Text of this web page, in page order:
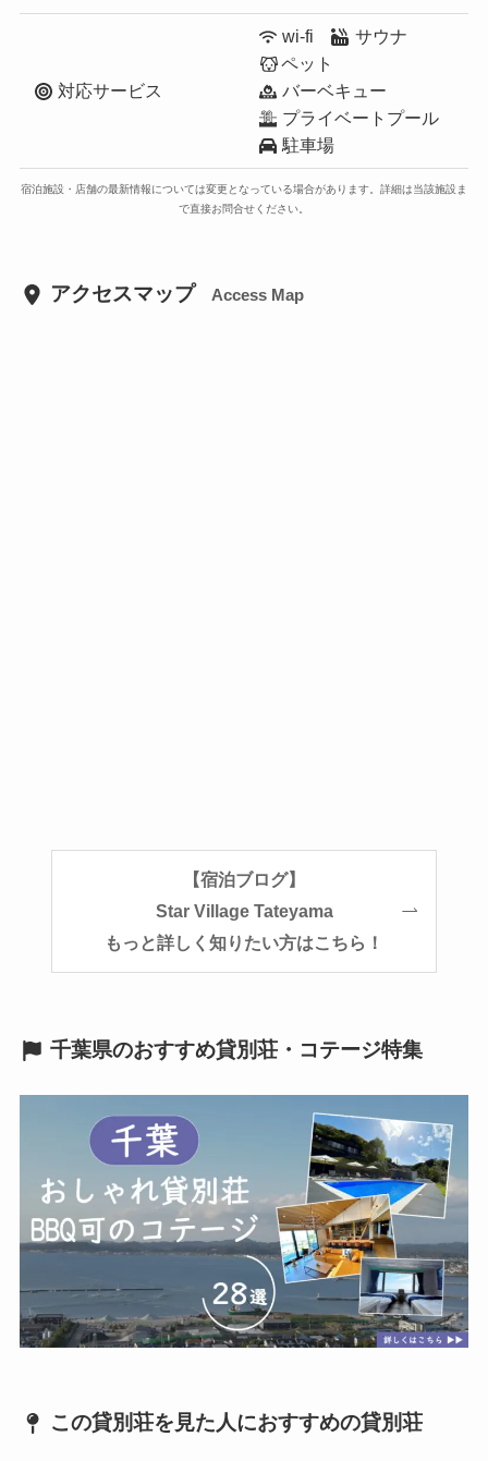
対応サービス
wi-fi
サウナ
ペット
バーベキュー
プライベートプール
駐車場
宿泊施設・店舗の最新情報については変更となっている場合があります。詳細は当該施設ま
で直接お問合せください。
アクセスマップ Access Map
【宿泊ブログ】
Star Village Tateyama
もっと詳しく知りたい方はこちら！
千葉県のおすすめ貸別荘・コテージ特集
この貸別荘を見た人におすすめの貸別荘